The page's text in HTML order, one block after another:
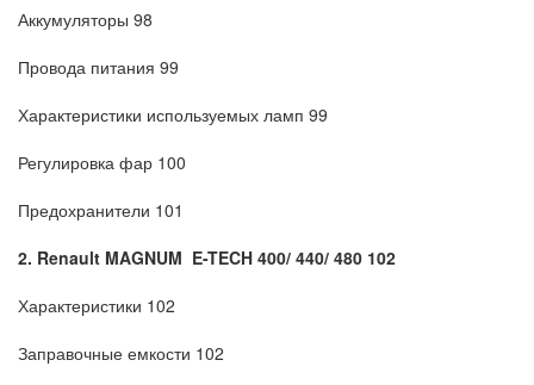
Аккумуляторы 98
Провода питания 99
Характеристики используемых ламп 99
Регулировка фар 100
Предохранители 101
2. Renault MAGNUM E-TECH 400/ 440/ 480 102
Характеристики 102
Заправочные емкости 102